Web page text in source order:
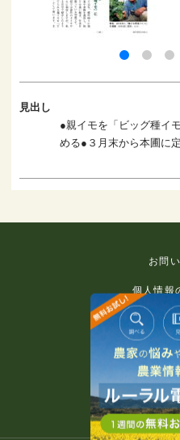
見出し
●親イモを「ビッグ種イ
める●３月末から本圃に
お問
個人情報
免
利
推
著作権